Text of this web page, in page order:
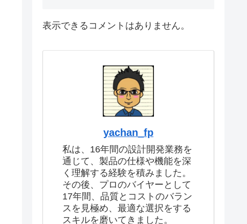
表示できるコメントはありません。
yachan_fp
私は、16年間の設計開発業務を
通じて、製品の仕様や機能を深
く理解する経験を積みました。
その後、プロのバイヤーとして
17年間、品質とコストのバラン
スを見極め、最適な選択をする
スキルを磨いてきました。